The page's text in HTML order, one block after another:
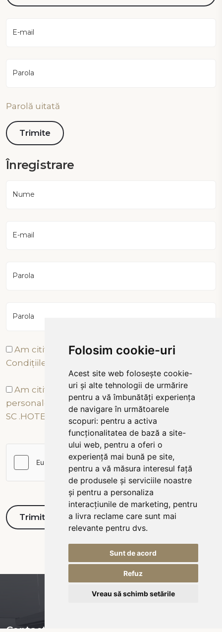
Folosim cookie-uri
Acest site web folosește cookie-
uri și alte tehnologii de urmărire
pentru a vă îmbunătăți experiența
de navigare în următoarele
scopuri: pentru a activa
funcționalitatea de bază a site-
ului web, pentru a oferi o
experiență mai bună pe site,
pentru a vă măsura interesul față
de produsele și serviciile noastre
și pentru a personaliza
interacțiunile de marketing, pentru
a livra reclame care sunt mai
relevante pentru dvs.
Sunt de acord
Refuz
Vreau să schimb setările
E-mail
Parola
Parolă uitată
Înregistrare
Nume
E-mail
Parola
Parola
Am citit și sunt de acord cu Termenii și
Condițiile
Am citit și sunt de acord cu prelucrarea datelor
personale conform Politicii de Confidențialitate a
SC .HOTEL TÂRNAVA 2000 SRL